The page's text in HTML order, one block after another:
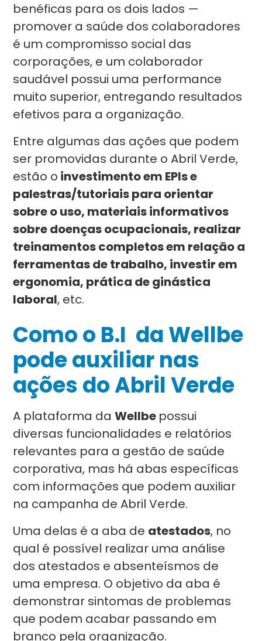
benéficas para os dois lados —
promover a saúde dos colaboradores
é um compromisso social das
corporações, e um colaborador
saudável possui uma performance
muito superior, entregando resultados
efetivos para a organização.
Entre algumas das ações que podem
ser promovidas durante o Abril Verde,
estão o investimento em EPIs e
palestras/tutoriais para orientar
sobre o uso, materiais informativos
sobre doenças ocupacionais, realizar
treinamentos completos em relação a
ferramentas de trabalho, investir em
ergonomia, prática de ginástica
laboral, etc.
Como o B.I da Wellbe
pode auxiliar nas
ações do Abril Verde
A plataforma daWellbe possui
diversas funcionalidades e relatórios
relevantes para a gestão de saúde
corporativa, mas há abas específicas
com informações que podem auxiliar
na campanha de Abril Verde.
Uma delas é a aba de atestados, no
qual é possível realizar uma análise
dos atestados e absenteísmos de
uma empresa. O objetivo da aba é
demonstrar sintomas de problemas
que podem acabar passando em
branco pela organização.